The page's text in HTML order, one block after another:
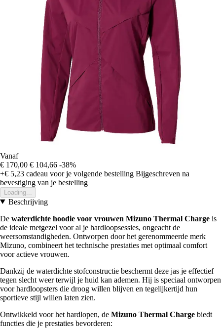
Vanaf
€ 170,00 € 104,66 -38%
+€ 5,23 cadeau voor je volgende bestelling Bijgeschreven na
bevestiging van je bestelling
Loading...
Beschrijving
De waterdichte hoodie voor vrouwen Mizuno Thermal Charge is
de ideale metgezel voor al je hardloopsessies, ongeacht de
weersomstandigheden. Ontworpen door het gerenommeerde merk
Mizuno, combineert het technische prestaties met optimaal comfort
voor actieve vrouwen.
Dankzij de waterdichte stofconstructie beschermt deze jas je effectief
tegen slecht weer terwijl je huid kan ademen. Hij is speciaal ontworpen
voor hardloopsters die droog willen blijven en tegelijkertijd hun
sportieve stijl willen laten zien.
Ontwikkeld voor het hardlopen, de Mizuno Thermal Charge biedt
functies die je prestaties bevorderen: